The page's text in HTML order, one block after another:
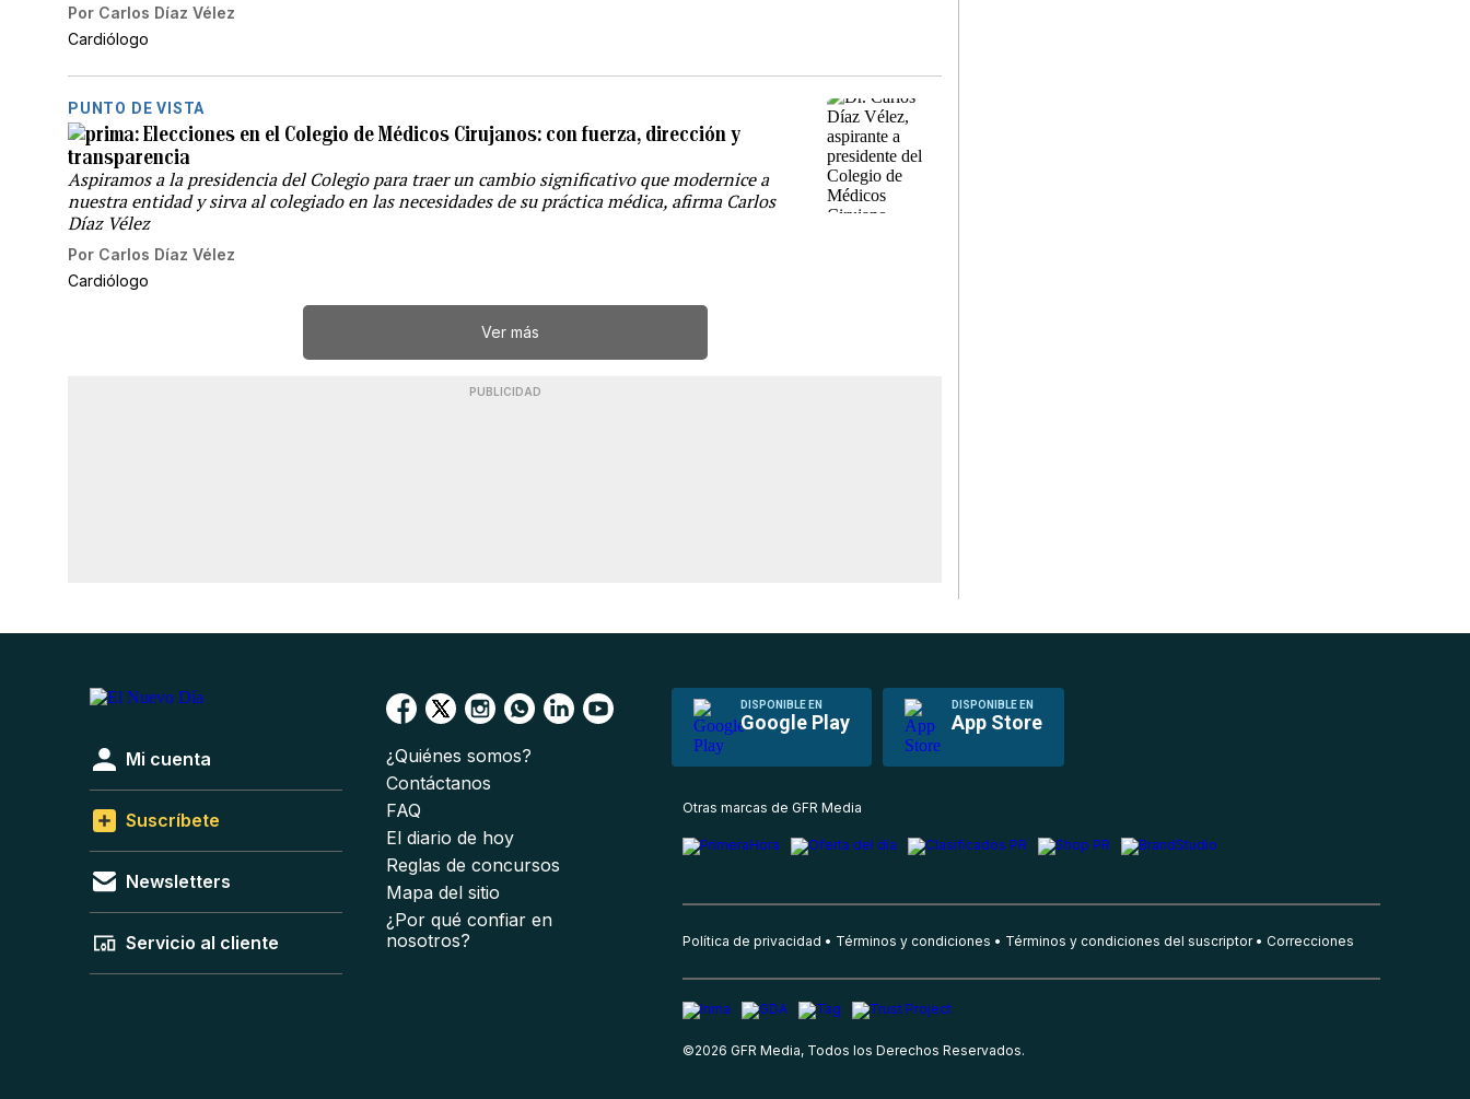
Por Carlos Díaz Vélez
Cardiólogo
PUNTO DE VISTA
Elecciones en el Colegio de Médicos Cirujanos: con fuerza, dirección y
transparencia
Aspiramos a la presidencia del Colegio para traer un cambio significativo que modernice a
nuestra entidad y sirva al colegiado en las necesidades de su práctica médica, afirma Carlos
Díaz Vélez
Por Carlos Díaz Vélez
Cardiólogo
Ver más
PUBLICIDAD
DISPONIBLE EN
Google Play
DISPONIBLE EN
App Store
Mi cuenta
Suscríbete
Newsletters
Servicio al cliente
¿Quiénes somos?
Contáctanos
FAQ
El diario de hoy
Reglas de concursos
Mapa del sitio
¿Por qué confiar en
nosotros?
Otras marcas de GFR Media
Política de privacidad Términos y condiciones Términos y condiciones del suscriptor Correcciones
©2026 GFR Media, Todos los Derechos Reservados.